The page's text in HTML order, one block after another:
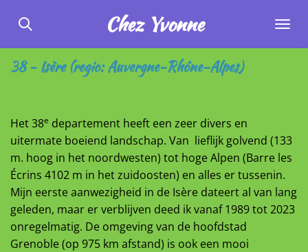
direct
naar
de
Chez Yvonne
38 - Isère (regio: Auvergne-Rhône-Alpes)
Het 38e departement heeft een zeer divers en
uitermate boeiend landschap. Van lieflijk golvend (133
m. hoog in het noordwesten) tot hoge Alpen (Barre les
Écrins 4102 m in het zuidoosten) en alles er tussenin.
Mijn eerste aanwezigheid in de Isère dateert al van lang
geleden, maar er verblijven deed ik vanaf 1989 tot 2023
onregelmatig. De omgeving van de hoofdstad
Grenoble (op 975 km afstand) is ook een mooi